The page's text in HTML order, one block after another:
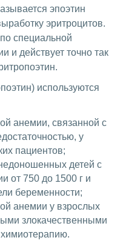
эпоэтин
эритроцитов.
специальной
и действует точно так
используются
анемии, связанной с
у
пациентов;
детей с
от 750 до 1500 г и
беременности;
анемии у взрослых
злокачественными